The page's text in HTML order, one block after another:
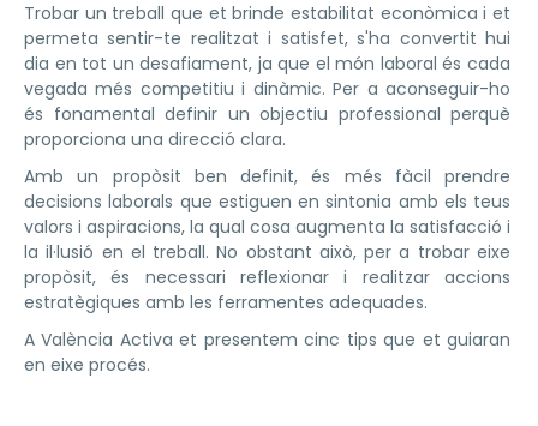
Trobar un treball que et brinde estabilitat econòmica i et
permeta sentir-te realitzat i satisfet, s'ha convertit hui
dia en tot un desafiament, ja que el món laboral és cada
vegada més competitiu i dinàmic. Per a aconseguir-ho
és fonamental definir un objectiu professional perquè
proporciona una direcció clara.
Amb un propòsit ben definit, és més fàcil prendre
decisions laborals que estiguen en sintonia amb els teus
valors i aspiracions, la qual cosa augmenta la satisfacció i
la il·lusió en el treball. No obstant això, per a trobar eixe
propòsit, és necessari reflexionar i realitzar accions
estratègiques amb les ferramentes adequades.
A València Activa et presentem cinc tips que et guiaran
en eixe procés.